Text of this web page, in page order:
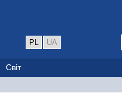
PL UA
Світ